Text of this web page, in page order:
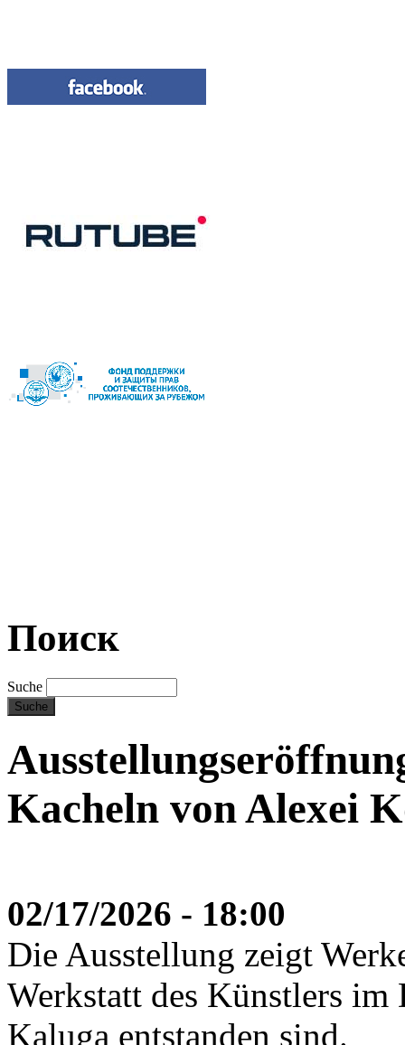
Поиск
Suche
Kacheln von Alexei
02/17/2026 - 18:00
Die Ausstellung zeigt
Werkstatt des Künstlers
Kaluga entstanden sind.